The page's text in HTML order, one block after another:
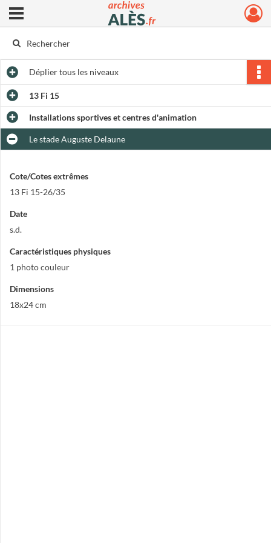
Archives municipales d'Alès
Ouvrir le menu déroulant
Dépliertous les niveaux
13 Fi 15
Installations sportives et centres d'animation
Le stade Auguste Delaune
Cote/Cotes extrêmes
13 Fi 15-26/35
Date
s.d.
Caractéristiques physiques
1 photo couleur
Dimensions
18x24 cm